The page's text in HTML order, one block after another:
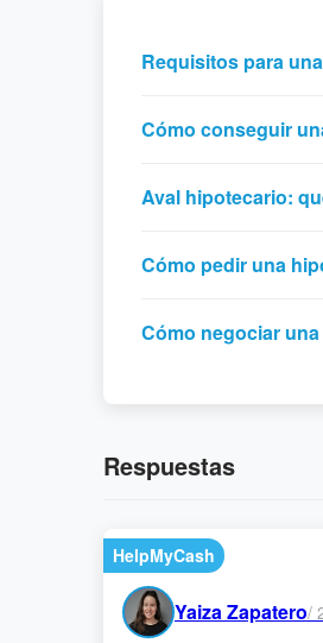
Requisitos para
Cómo conseguir
Aval hipotecario:
Cómo pedir una
Cómo negociar
Respuestas
HelpMyCash
Yaiza Zapatero/